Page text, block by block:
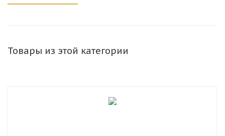
Товары из этой категории